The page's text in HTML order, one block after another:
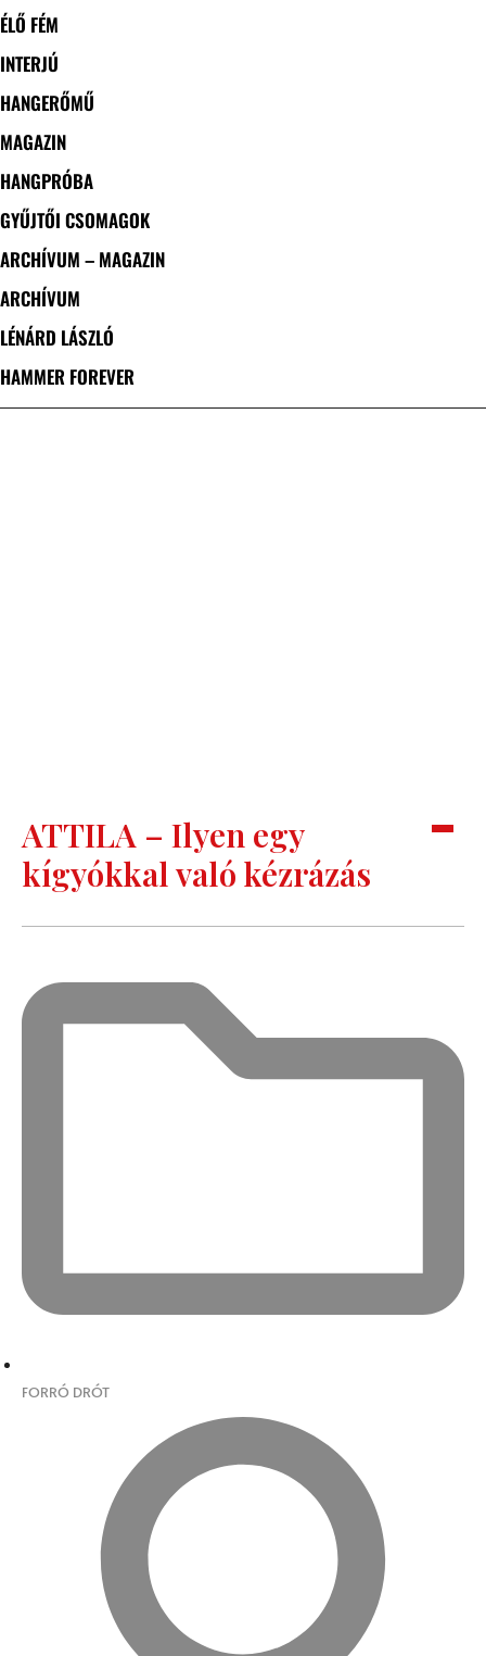
ÉLŐ FÉM
INTERJÚ
HANGERŐMŰ
MAGAZIN
HANGPRÓBA
GYŰJTŐI CSOMAGOK
ARCHÍVUM – MAGAZIN
ARCHÍVUM
LÉNÁRD LÁSZLÓ
HAMMER FOREVER
ATTILA – Ilyen egy
kígyókkal való kézrázás
FORRÓ DRÓT